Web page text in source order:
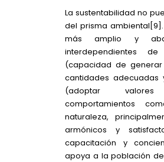
La sustentabilidad no
del prisma ambiental [9]
más amplio y
interdependientes
(capacidad de
cantidades adecuadas
(adoptar
comportamientos
naturaleza,
armónicos y
capacitación y
apoya a la población